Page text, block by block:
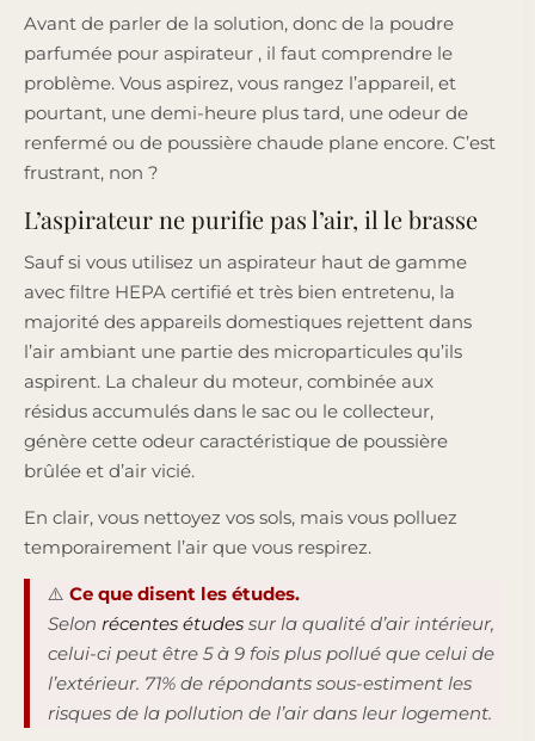
Avant de parler de la solution, donc de la poudre
parfumée pour aspirateur , il faut comprendre le
problème. Vous aspirez, vous rangez l’appareil, et
pourtant, une demi-heure plus tard, une odeur de
renfermé ou de poussière chaude plane encore. C’est
frustrant, non ?
L’aspirateur ne purifie pas l’air, il le brasse
Sauf si vous utilisez un aspirateur haut de gamme
avec filtre HEPA certifié et très bien entretenu, la
majorité des appareils domestiques rejettent dans
l’air ambiant une partie des microparticules qu’ils
aspirent. La chaleur du moteur, combinée aux
résidus accumulés dans le sac ou le collecteur,
génère cette odeur caractéristique de poussière
brûlée et d’air vicié.
En clair, vous nettoyez vos sols, mais vous polluez
temporairement l’air que vous respirez.
⚠️ Ce que disent les études.
Selon récentes études sur la qualité d’air intérieur,
celui-ci peut être 5 à 9 fois plus pollué que celui de
l’extérieur. 71% de répondants sous-estiment les
risques de la pollution de l’air dans leur logement.